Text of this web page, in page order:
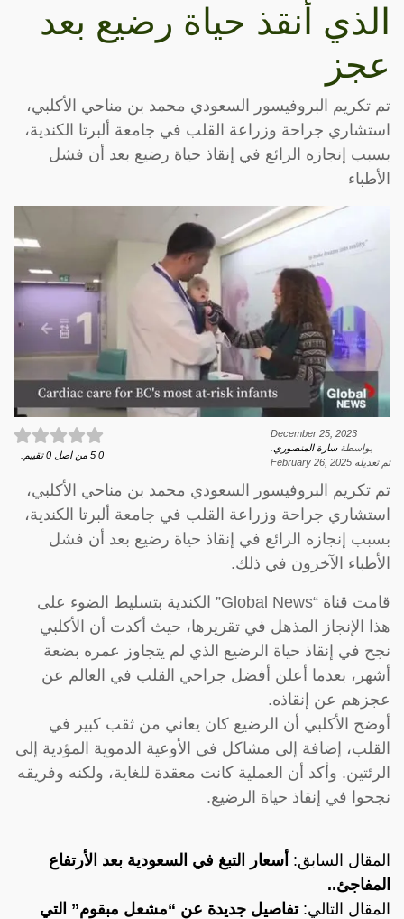
الذي أنقذ حياة رضيع بعد
عجز
تم تكريم البروفيسور السعودي محمد بن مناحي الأكلبي،
استشاري جراحة وزراعة القلب في جامعة ألبرتا الكندية،
بسبب إنجازه الرائع في إنقاذ حياة رضيع بعد أن فشل
الأطباء
December 25, 2023
بواسطةسارة المنصوري
تم تعديله February 26, 2025
0
5 من اصل 0 تقييم.
تم تكريم البروفيسور السعودي محمد بن مناحي الأكلبي،
استشاري جراحة وزراعة القلب في جامعة ألبرتا الكندية،
بسبب إنجازه الرائع في إنقاذ حياة رضيع بعد أن فشل
الأطباء الآخرون في ذلك.
قامت قناة “Global News” الكندية بتسليط الضوء على
هذا الإنجاز المذهل في تقريرها، حيث أكدت أن الأكلبي
نجح في إنقاذ حياة الرضيع الذي لم يتجاوز عمره بضعة
أشهر، بعدما أعلن أفضل جراحي القلب في العالم عن
عجزهم عن إنقاذه.
أوضح الأكلبي أن الرضيع كان يعاني من ثقب كبير في
القلب، إضافة إلى مشاكل في الأوعية الدموية المؤدية إلى
الرئتين. وأكد أن العملية كانت معقدة للغاية، ولكنه وفريقه
نجحوا في إنقاذ حياة الرضيع.
المقال السابق: أسعار التبغ في السعودية بعد الأرتفاع
المفاجئ..
المقال التالي:تفاصيل جديدة عن “مشعل مبقوم” التي